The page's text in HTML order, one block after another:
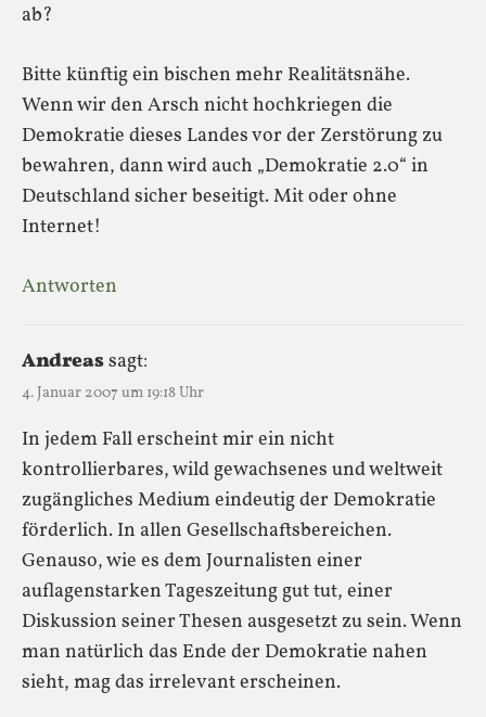
ab?
Bitte künftig ein bischen mehr Realitätsnähe.
Wenn wir den Arsch nicht hochkriegen die
Demokratie dieses Landes vor der Zerstörung zu
bewahren, dann wird auch „Demokratie 2.0“ in
Deutschland sicher beseitigt. Mit oder ohne
Internet!
Antworten
Andreassagt:
4. Januar 2007 um 19:18 Uhr
In jedem Fall erscheint mir ein nicht
kontrollierbares, wild gewachsenes und weltweit
zugängliches Medium eindeutig der Demokratie
förderlich. In allen Gesellschaftsbereichen.
Genauso, wie es dem Journalisten einer
auflagenstarken Tageszeitung gut tut, einer
Diskussion seiner Thesen ausgesetzt zu sein. Wenn
man natürlich das Ende der Demokratie nahen
sieht, mag das irrelevant erscheinen.